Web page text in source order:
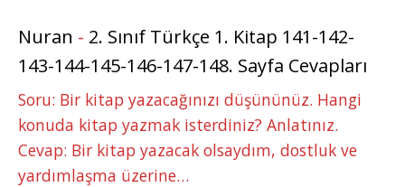
Nuran - 2. Sınıf Türkçe 1. Kitap 141-142-
143-144-145-146-147-148. Sayfa Cevapları
Soru: Bir kitap yazacağınızı düşününüz. Hangi
konuda kitap yazmak isterdiniz? Anlatınız.
Cevap: Bir kitap yazacak olsaydım, dostluk ve
yardımlaşma üzerine…